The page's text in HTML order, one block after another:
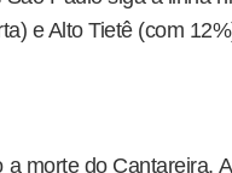
e Alto Tietê (com
a morte do Cantareira,